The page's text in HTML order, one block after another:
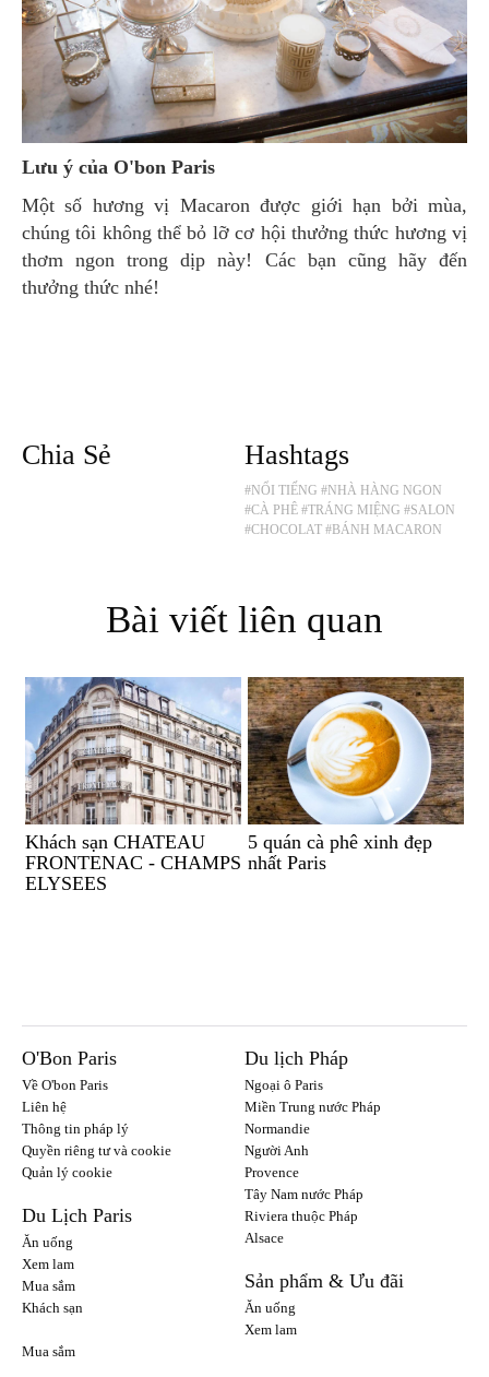
Lưu ý của O'bon Paris
Một số hương vị Macaron được giới hạn bởi mùa,
chúng tôi không thể bỏ lỡ cơ hội thưởng thức hương vị
thơm ngon trong dịp này! Các bạn cũng hãy đến
thưởng thức nhé!
Chia Sẻ Hashtags
#NỔI TIẾNG #NHÀ HÀNG NGON
#CÀ PHÊ #TRÁNG MIỆNG #SALON
#CHOCOLAT #BÁNH MACARON
Bài viết liên quan
Khách sạn CHATEAU
FRONTENAC - CHAMPS
ELYSEES
5 quán cà phê xinh đẹp
nhất Paris
O'Bon Paris
Về O'bon Paris
Liên hệ
Thông tin pháp lý
Quyền riêng tư và cookie
Quản lý cookie
Du Lịch Paris
Ăn uống
Xem lam
Mua sắm
Khách sạn
Du lịch Pháp
Ngoại ô Paris
Miền Trung nước Pháp
Normandie
Người Anh
Provence
Tây Nam nước Pháp
Riviera thuộc Pháp
Alsace
Sản phẩm & Ưu đãi
Ăn uống
Xem lam
Mua sắm